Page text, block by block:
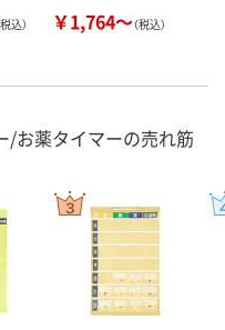
税込） ￥1,764～（税込）
/お薬タイマーの売れ筋